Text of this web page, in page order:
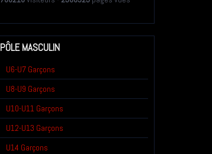
PÔLE MASCULIN
U6-U7 Garçons
U8-U9 Garçons
U10-U11 Garçons
U12-U13 Garçons
U14 Garçons